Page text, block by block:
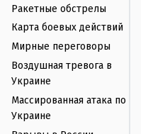
Ракетные обстрелы
Карта боевых действий
Мирные переговоры
Воздушная тревога в
Украине
Массированная атака по
Украине